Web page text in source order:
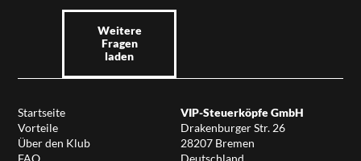
Weitere
Fragen
laden
Startseite
Vorteile
Über den Klub
FAQ
VIP-Steuerköpfe GmbH
Drakenburger Str. 26
28207 Bremen
Deutschland